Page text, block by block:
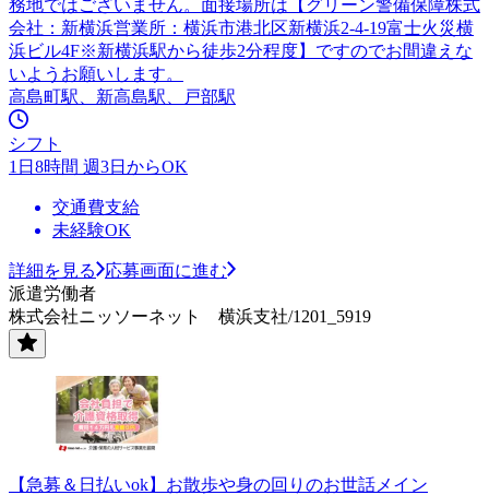
務地ではございません。面接場所は【グリーン警備保障株式
会社：新横浜営業所：横浜市港北区新横浜2-4-19富士火災横
浜ビル4F※新横浜駅から徒歩2分程度】ですのでお間違えな
いようお願いします。
高島町駅、新高島駅、戸部駅
シフト
1日8時間 週3日からOK
交通費支給
未経験OK
詳細を見る
応募画面に進む
派遣労働者
株式会社ニッソーネット 横浜支社/1201_5919
【急募＆日払いok】お散歩や身の回りのお世話メイン